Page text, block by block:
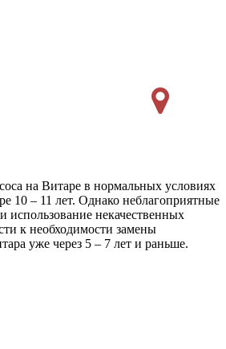
на Витаре в нормальных условиях
10 – 11 лет. Однако неблагоприятные
использование некачественных
к необходимости замены
уже через 5 – 7 лет и раньше.